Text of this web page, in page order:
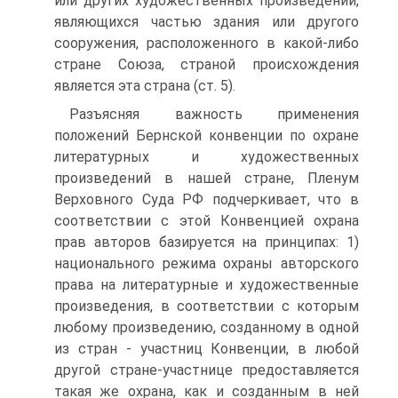
являющихся частью здания или другого
сооружения, расположенного в какой-либо
стране Союза, страной происхождения
является эта страна (ст. 5).
Разъясняя важность применения
положений Бернской конвенции по охране
литературных и художественных
произведений в нашей стране, Пленум
Верховного Суда РФ подчеркивает, что в
соответствии с этой Конвенцией охрана
прав авторов базируется на принципах: 1)
национального режима охраны авторского
права на литературные и художественные
произведения, в соответствии с которым
любому произведению, созданному в одной
из стран - участниц Конвенции, в любой
другой стране-участнице предоставляется
такая же охрана, как и созданным в ней